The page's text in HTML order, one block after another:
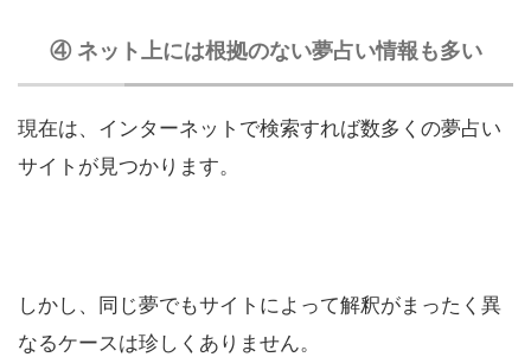
④ ネット上には根拠のない夢占い情報も多い
現在は、インターネットで検索すれば数多くの夢占い
サイトが見つかります。
しかし、同じ夢でもサイトによって解釈がまったく異
なるケースは珍しくありません。